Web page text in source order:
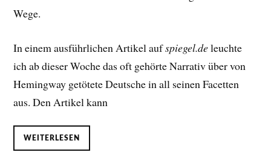
Wege.
In einem ausführlichen Artikel aufspiegel.deleuchte
ich ab dieser Woche das oft gehörte Narrativ über von
Hemingway getötete Deutsche in all seinen Facetten
aus. Den Artikel kann
WEITERLESEN